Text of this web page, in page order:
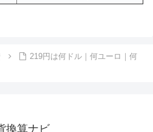
219円は何ドル｜何ユーロ｜何
換算ナビ